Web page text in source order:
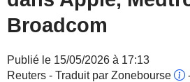
Broadcom
Publié le 15/05/2026 à 17:13
Reuters - Traduit par Zonebourse